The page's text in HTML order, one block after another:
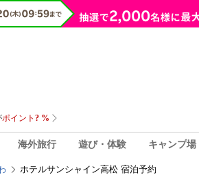
海外旅行 遊び・体験 キャンプ場
ホテルサンシャイン高松 宿泊予約